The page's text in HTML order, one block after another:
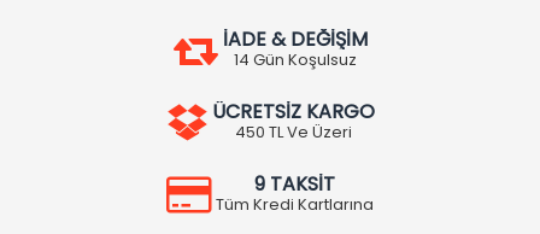
İADE & DEĞİŞİM
14 Gün Koşulsuz
ÜCRETSİZ KARGO
450 TL Ve Üzeri
9 TAKSİT
Tüm Kredi Kartlarına